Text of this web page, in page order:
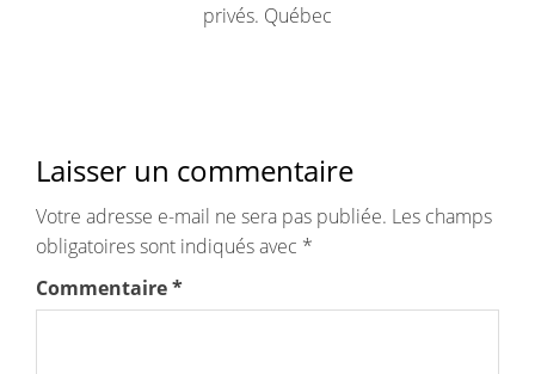
privés. Québec
Laisser un commentaire
Votre adresse e-mail ne sera pas publiée. Les champs
obligatoires sont indiqués avec *
Commentaire*